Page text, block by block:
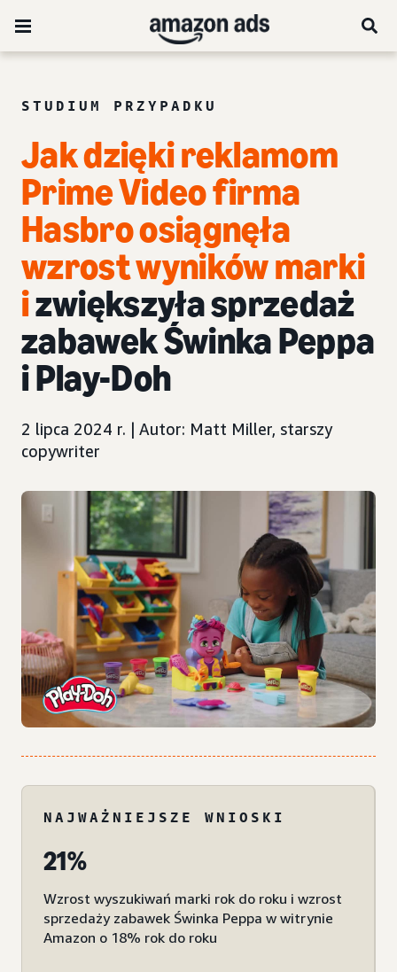
STUDIUM PRZYPADKU
Jak dzięki reklamom
Prime Video firma
Hasbroosiągnęła
wzrost wyników marki
izwiększyła sprzedaż
zabawek Świnka Peppa
i Play-Doh
2 lipca 2024 r. | Autor: Matt Miller, starszy
copywriter
NAJWAŻNIEJSZE WNIOSKI
21%
Wzrost wyszukiwań marki rok do roku i wzrost
sprzedaży zabawek Świnka Peppa w witrynie
Amazon o 18% rok do roku